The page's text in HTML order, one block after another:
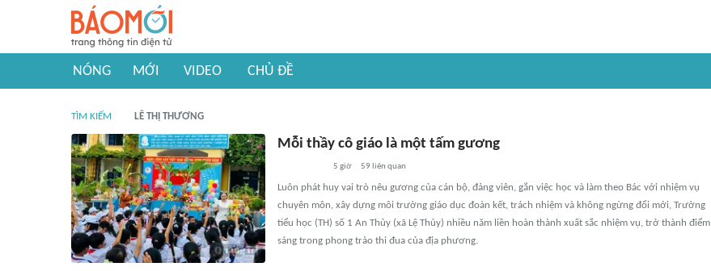
NÓNG MỚI VIDEO CHỦ ĐỀ
TÌM KIẾM LÊ THỊ THƯƠNG
Mỗi thầy cô giáo là một tấm gương
5 giờ 59 liên quan
Luôn phát huy vai trò nêu gương của cán bộ, đảng viên, gắn việc học và làm theo Bác với nhiệm vụ
chuyên môn, xây dựng môi trường giáo dục đoàn kết, trách nhiệm và không ngừng đổi mới, Trường
tiểu học (TH) số 1 An Thủy (xã Lệ Thủy) nhiều năm liền hoàn thành xuất sắc nhiệm vụ, trở thành điểm
sáng trong phong trào thi đua của địa phương.